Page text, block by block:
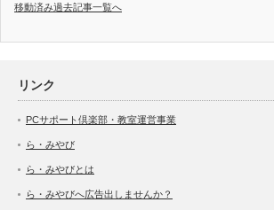
移動済み過去記事一覧へ
リンク
PCサポート倶楽部・教室運営事業
ら・みやび
ら・みやびとは
ら・みやびへ広告出しませんか？